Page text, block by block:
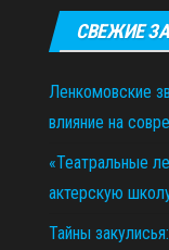
СВЕЖИЕ
Ленкомовские
влияние на
«Театральные
актерскую
Тайны